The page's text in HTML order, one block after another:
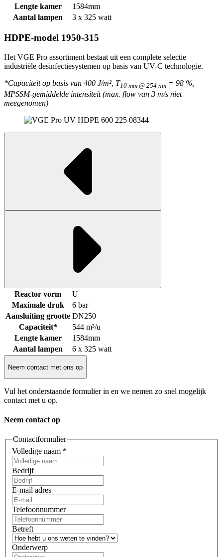
Lengte kamer
1584mm
Aantal lampen
3 x 325 watt
HDPE-model 1950-315
Het VGE Pro assortiment bestaat uit een complete selectie
industriële desinfectiesystemen op basis van UV-C technologie.
*Capaciteit op basis van 400 J/m², T10 mm @ 254 nm = 98 %,
MPSSM-gemiddelde intensiteit (max. flow van 3 m/s niet
meegenomen)
Reactor vorm
U
Maximale druk
6 bar
Aansluiting grootte DN250
Capaciteit*
544 m³/u
Lengte kamer
1584mm
Aantal lampen
6 x 325 watt
Neem contact met ons op
Vul het onderstaande formulier in en we nemen zo snel mogelijk
contact met u op.
Neem contact op
Contactformulier
Volledige naam *
Bedrijf
E-mail adres
Telefoonnummer
Betreft
Onderwerp